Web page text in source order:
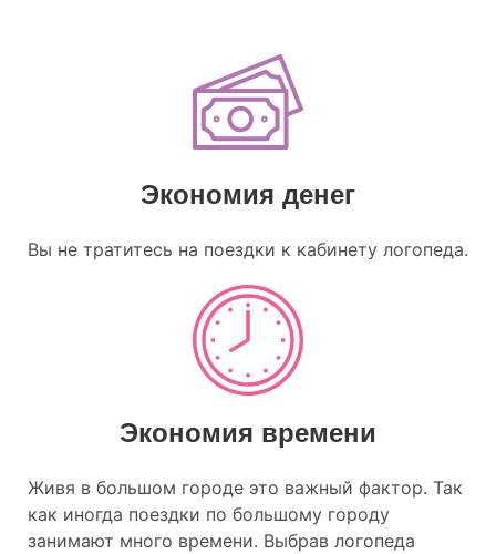
Экономия денег
Вы не тратитесь на поездки к кабинету логопеда.
Экономия времени
Живя в большом городе это важный фактор. Так
как иногда поездки по большому городу
занимают много времени. Выбрав логопеда